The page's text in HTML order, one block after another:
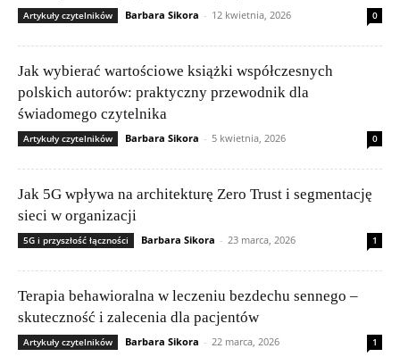
Artykuły czytelników Barbara Sikora - 12 kwietnia, 2026 0
Jak wybierać wartościowe książki współczesnych
polskich autorów: praktyczny przewodnik dla
świadomego czytelnika
Artykuły czytelników Barbara Sikora - 5 kwietnia, 2026 0
Jak 5G wpływa na architekturę Zero Trust i segmentację
sieci w organizacji
5G i przyszłość łączności Barbara Sikora - 23 marca, 2026 1
Terapia behawioralna w leczeniu bezdechu sennego –
skuteczność i zalecenia dla pacjentów
Artykuły czytelników Barbara Sikora - 22 marca, 2026 1